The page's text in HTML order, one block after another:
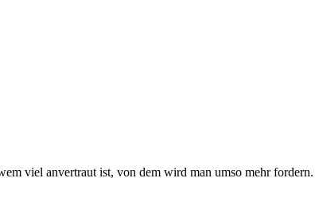
viel anvertraut ist, von dem wird man umso mehr fordern.